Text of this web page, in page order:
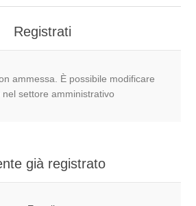
Registrati
ammessa. È possibile modificare
nel settore amministrativo
già registrato